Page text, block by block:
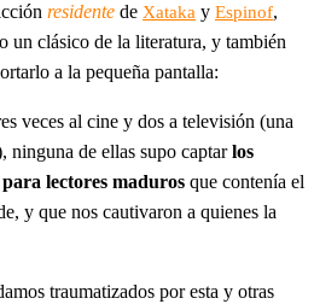
residente de Xataka y Espinof,
un clásico de la literatura, y también
a la pequeña pantalla:
veces al cine y dos a televisión (una
ninguna de ellas supo captarlos
lectores maduros que contenía el
y que nos cautivaron a quienes la
traumatizados por esta y otras